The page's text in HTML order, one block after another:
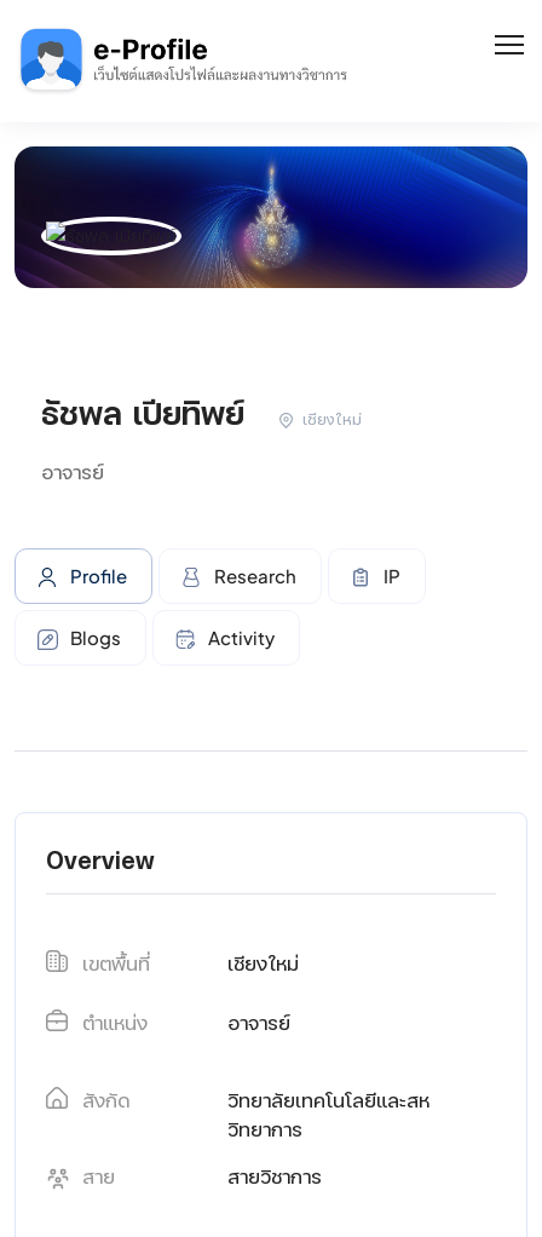
ธัชพล เปียทิพย์ เชียงใหม่
อาจารย์
Profile Research IP
Blogs Activity
Overview
เขตพื้นที่ เชียงใหม่
ตำแหน่ง อาจารย์
สังกัด
วิทยาลัยเทคโนโลยีและสห
วิทยาการ
สาย
สายวิชาการ